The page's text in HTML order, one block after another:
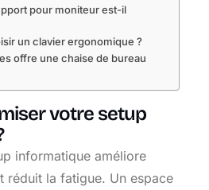
pour moniteur est-il
un clavier ergonomique ?
offre une chaise de bureau
votre setup
informatique améliore
réduit la fatigue. Un espace